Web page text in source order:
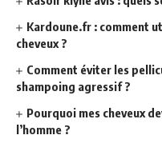
Kardoune.fr : comment
cheveux ?
Comment éviter les
shampoing agressif ?
Pourquoi mes cheveux
l’homme ?